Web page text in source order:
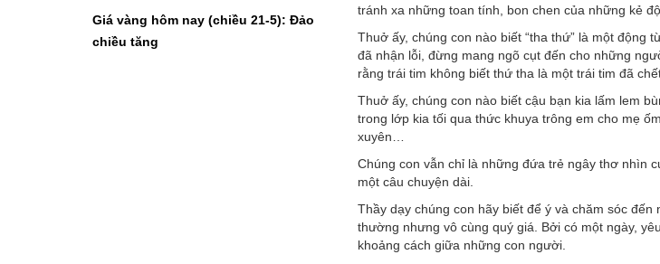
Giá vàng hôm nay (chiều 21-5): Đảo
chiều tăng
tránh xa những toan tính, bon chen của những kẻ
Thuở ấy, chúng con nào biết “tha thứ” là một
đã nhận lỗi, đừng mang ngõ cụt đến cho những
rằng trái tim không biết thứ tha là một trái tim đã
Thuở ấy, chúng con nào biết cậu bạn kia lấm lem
trong lớp kia tối qua thức khuya trông em cho mẹ
xuyên…
Chúng con vẫn chỉ là những đứa trẻ ngây thơ nhìn
một câu chuyện dài.
Thầy dạy chúng con hãy biết để ý và chăm sóc
thường nhưng vô cùng quý giá. Bởi có một ngày,
khoảng cách giữa những con người.